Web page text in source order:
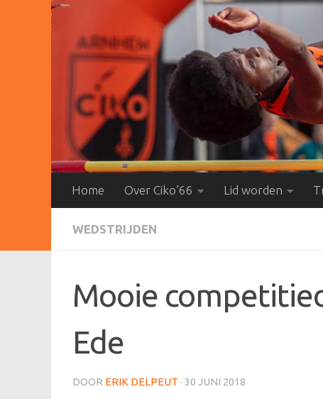
Doorgaan naar inhoud
Home Over Ciko’66 Lid worden
WEDSTRIJDEN
Mooie
Ede
DOOR ERIK DELPEUT · 30 JUNI 2018